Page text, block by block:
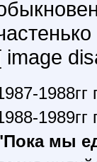
image
мы